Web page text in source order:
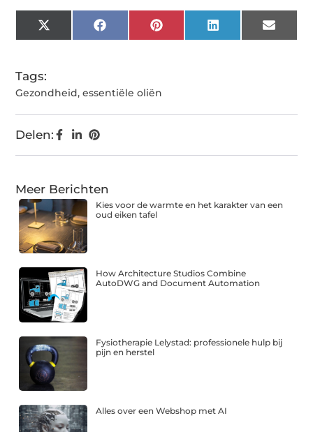
X
(Twitter)
FacebookPinterestLinkedIn Email
Tags:
Gezondheid,essentiële oliën
Delen:
Meer Berichten
Kies voor de warmte en het karakter van een
oud eiken tafel
How Architecture Studios Combine
AutoDWG and Document Automation
Fysiotherapie Lelystad: professionele hulp bij
pijn en herstel
Alles over een Webshop met AI